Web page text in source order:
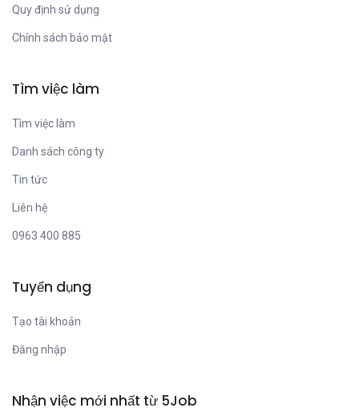
Quy định sử dụng
Chính sách bảo mật
Tìm việc làm
Tìm việc làm
Danh sách công ty
Tin tức
Liên hệ
0963 400 885
Tuyển dụng
Tạo tài khoản
Đăng nhập
Nhận việc mới nhất từ 5Job